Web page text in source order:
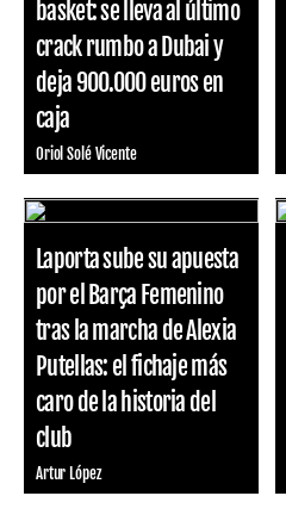
basket: se lleva al último
crack rumbo a Dubai y
deja 900.000 euros en
caja
Oriol Solé Vicente
Laporta sube su apuesta
por el Barça Femenino
tras la marcha de Alexia
Putellas: el fichaje más
caro de la historia del
club
Artur López